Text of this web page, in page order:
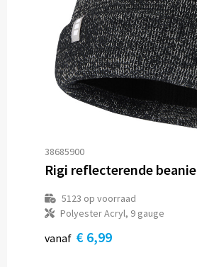
38685900
Rigi reflecterende beanie
5123 op voorraad
Polyester Acryl, 9 gauge
vanaf € 6,99